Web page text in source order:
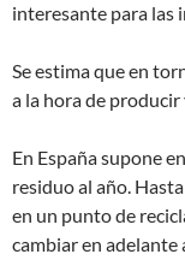
interesante para las
Se estima que en
a la hora de producir
En España supone
residuo al año.
en un punto de
cambiar en adelante